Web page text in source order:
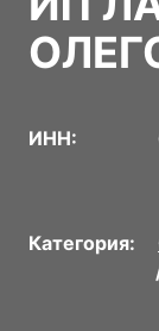
ИНН:
Категория: